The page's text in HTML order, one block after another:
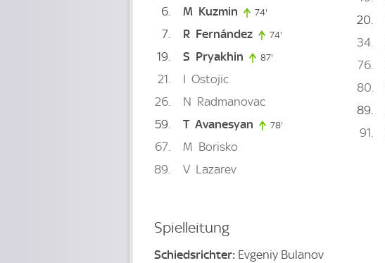
6 M Kuzmin 74'
7 R Fernández 74'
19 S Pryakhin 87'
21 I Ostojic
26
N Radmanovac
59
T Avanesyan 78'
67 M Borisko
89
V Lazarev
20
34
76
80
89
91
Spielleitung
Schiedsrichter: Evgeniy Bulanov